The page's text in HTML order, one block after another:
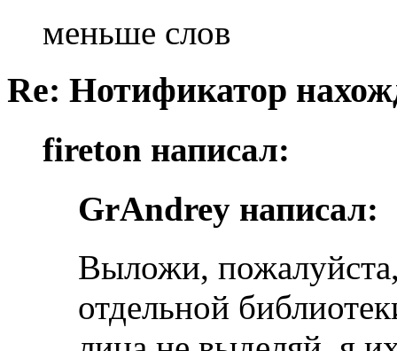
меньше слов
Re: Нотификатор
fireton написал:
GrAndrey написал:
Выложи,
отдельной